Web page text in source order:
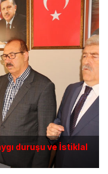
duruşu ve İstiklal